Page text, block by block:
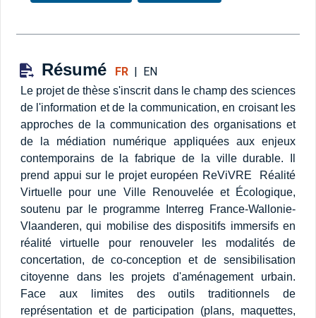
Résumé FR| EN
Le projet de thèse s'inscrit dans le champ des sciences
de l'information et de la communication, en croisant les
approches de la communication des organisations et
de la médiation numérique appliquées aux enjeux
contemporains de la fabrique de la ville durable. Il
prend appui sur le projet européen ReViVRE  Réalité
Virtuelle pour une Ville Renouvelée et Écologique,
soutenu par le programme Interreg France-Wallonie-
Vlaanderen, qui mobilise des dispositifs immersifs en
réalité virtuelle pour renouveler les modalités de
concertation, de co-conception et de sensibilisation
citoyenne dans les projets d'aménagement urbain.
Face aux limites des outils traditionnels de
représentation et de participation (plans, maquettes,